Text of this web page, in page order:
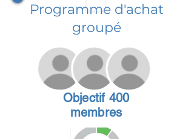
Programme d'achat
groupé
Objectif 400
membres